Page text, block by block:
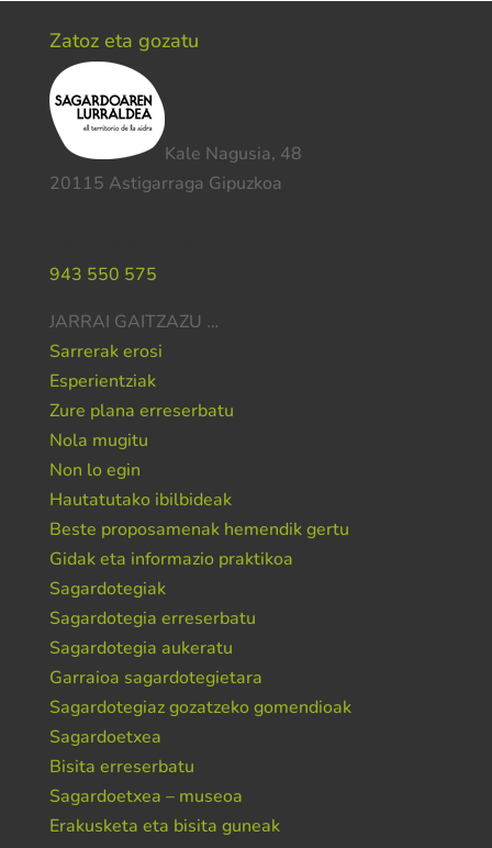
Zatoz eta gozatu
Kale Nagusia, 48
20115 Astigarraga Gipuzkoa
943 550 575
JARRAI GAITZAZU …
Sarrerak erosi
Esperientziak
Zure plana erreserbatu
Nola mugitu
Non lo egin
Hautatutako ibilbideak
Beste proposamenak hemendik gertu
Gidak eta informazio praktikoa
Sagardotegiak
Sagardotegia erreserbatu
Sagardotegia aukeratu
Garraioa sagardotegietara
Sagardotegiaz gozatzeko gomendioak
Sagardoetxea
Bisita erreserbatu
Sagardoetxea – museoa
Erakusketa eta bisita guneak